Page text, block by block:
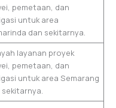
pemetaan, dan
untuk area
dan sekitarnya.
layanan proyek
pemetaan, dan
untuk area Semarang
sekitarnya.